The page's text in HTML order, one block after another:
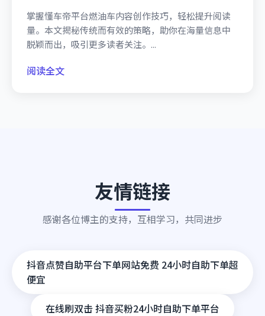
掌握懂车帝平台燃油车内容创作技巧，轻松提升阅读
量。本文揭秘传统而有效的策略，助你在海量信息中
脱颖而出，吸引更多读者关注。...
阅读全文
友情链接
感谢各位博主的支持，互相学习，共同进步
抖音点赞自助平台下单网站免费 24小时自助下单超
便宜
在线刷双击 抖音买粉24小时自助下单平台